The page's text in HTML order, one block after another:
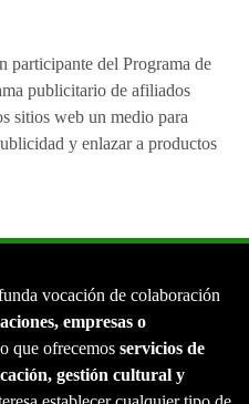
del Programa de
publicitario de afiliados
sitios web un medio para
y enlazar a productos
vocación de colaboración
empresas o
que ofrecemos servicios de
gestión cultural y